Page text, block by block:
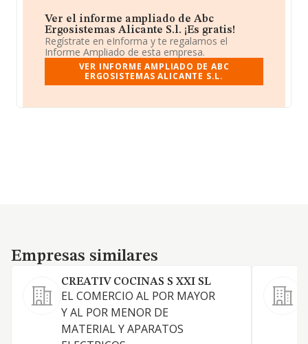
Ver el informe ampliado de Abc
Ergosistemas Alicante S.l. ¡Es gratis!
Regístrate en eInforma y te regalamos el
Informe Ampliado de esta empresa.
VER INFORME AMPLIADO DE ABC
ERGOSISTEMAS ALICANTE S.L.
Empresas similares
Empresas similares
CREATIV COCINAS S XXI SL
EL COMERCIO AL POR MAYOR
Y AL POR MENOR DE
MATERIAL Y APARATOS